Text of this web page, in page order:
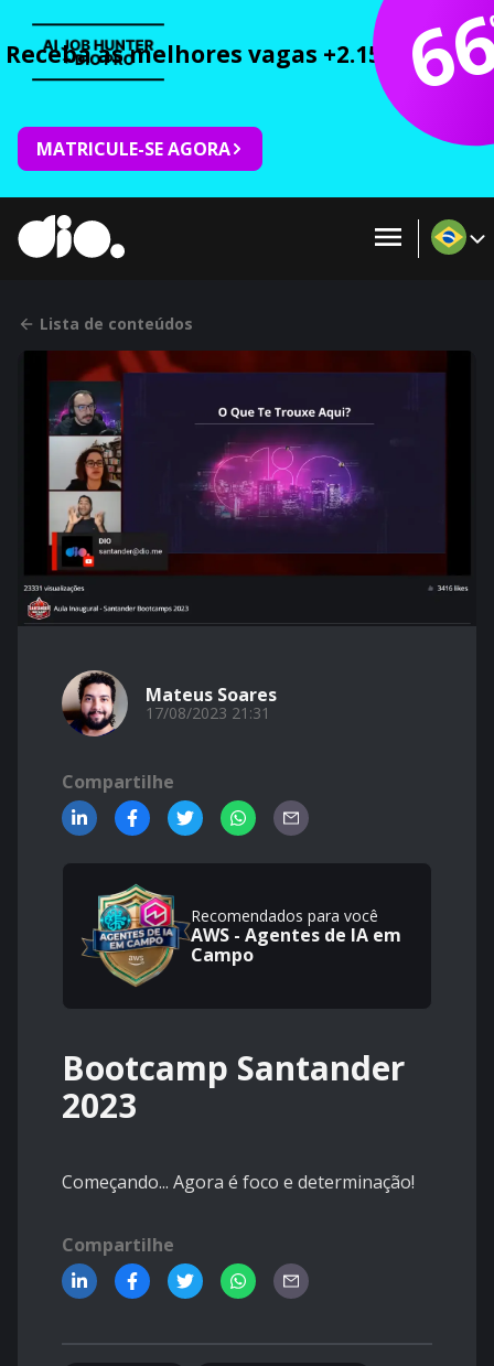
Receba as melhores vagas +2.150 cursos
MATRICULE-SE AGORA
Lista de conteúdos
Mateus Soares
17/08/2023 21:31
Compartilhe
Recomendados para você
AWS - Agentes de IA em
Campo
Bootcamp Santander
2023
Começando... Agora é foco e determinação!
Compartilhe